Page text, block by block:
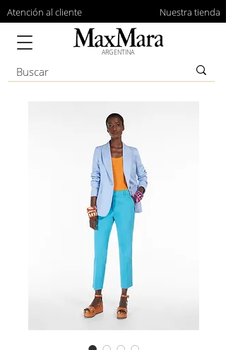
Atención al cliente Nuestra tienda
ARGENTINA